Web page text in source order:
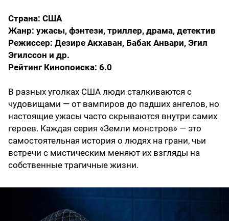
Страна: США
Жанр: ужасы, фэнтези, триллер, драма, детектив
Режиссер: Дезире Акхаван, Бабак Анвари, Эгил
Эгилссон и др.
Рейтинг Кинопоиска: 6.0
В разных уголках США люди сталкиваются с
чудовищами — от вампиров до падших ангелов, но
настоящие ужасы часто скрываются внутри самих
героев. Каждая серия «Земли монстров» — это
самостоятельная история о людях на грани, чьи
встречи с мистическим меняют их взгляды на
собственные трагичные жизни.